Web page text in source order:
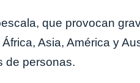
que provocan
Asia, América y
de personas.